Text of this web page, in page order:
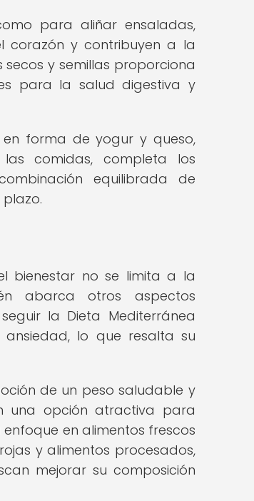
para aliñar ensaladas,
corazón y contribuyen a la
secos y semillas proporciona
para la salud digestiva y
forma de yogur y queso,
comidas, completa los
equilibrada de
bienestar no se limita a la
abarca otros aspectos
la Dieta Mediterránea
lo que resalta su
de un peso saludable y
una opción atractiva para
en alimentos frescos
y alimentos procesados,
mejorar su composición